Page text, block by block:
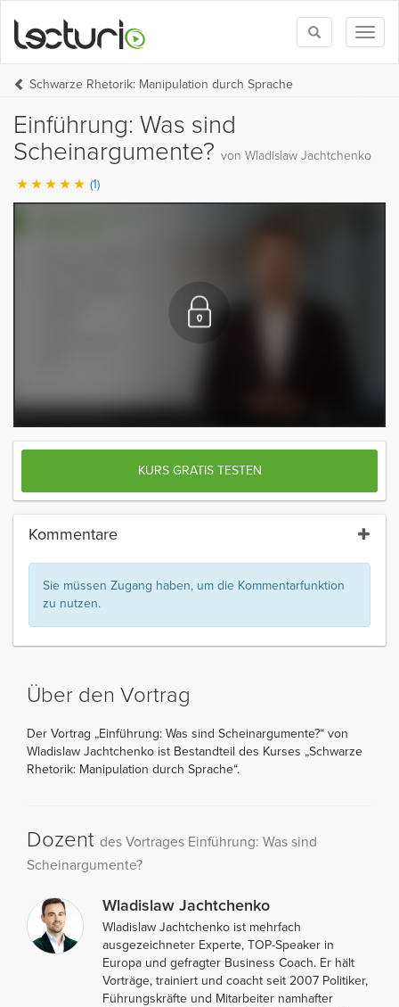
Toggle
search
Schwarze Rhetorik: Manipulation durch Sprache
Einführung: Was sind
Scheinargumente? von Wladislaw Jachtchenko
(1)
KURS GRATIS TESTEN
Kommentare
Sie müssen Zugang haben, um die Kommentarfunktion
zu nutzen.
Über den Vortrag
Der Vortrag „Einführung: Was sind Scheinargumente?“ von
Wladislaw Jachtchenko ist Bestandteil des Kurses „Schwarze
Rhetorik: Manipulation durch Sprache“.
Dozent des Vortrages Einführung: Was sind
Scheinargumente?
Wladislaw Jachtchenko
Wladislaw Jachtchenko ist mehrfach
ausgezeichneter Experte, TOP-Speaker in
Europa und gefragter Business Coach. Er hält
Vorträge, trainiert und coacht seit 2007 Politiker,
Führungskräfte und Mitarbeiter namhafter